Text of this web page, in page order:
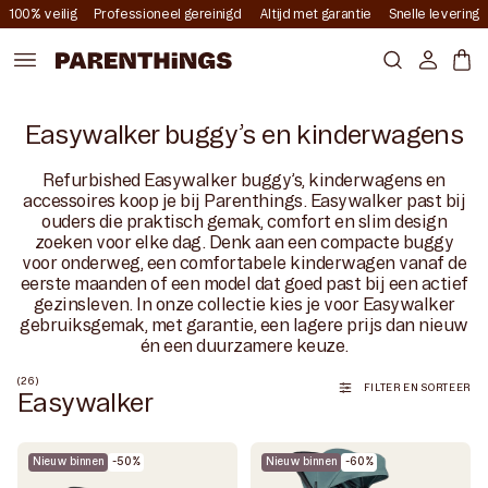
naar de
100% veilig Professioneel gereinigd Altijd met garantie Snelle levering
AccountMand
Easywalker buggy’s en kinderwagens
Refurbished Easywalker buggy’s, kinderwagens en
accessoires koop je bij Parenthings. Easywalker past bij
ouders die praktisch gemak, comfort en slim design
zoeken voor elke dag. Denk aan een compacte buggy
voor onderweg, een comfortabele kinderwagen vanaf de
eerste maanden of een model dat goed past bij een actief
gezinsleven. In onze collectie kies je voor Easywalker
gebruiksgemak, met garantie, een lagere prijs dan nieuw
én een duurzamere keuze.
(26)
Easywalker FILTER EN SORTEER
Nieuw binnen -50% Nieuw binnen -60%